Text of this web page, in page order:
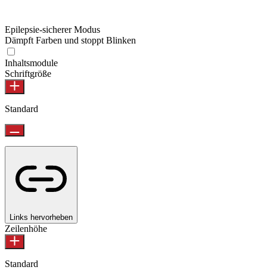
Epilepsie-sicherer Modus
Dämpft Farben und stoppt Blinken
Inhaltsmodule
Schriftgröße
Standard
Links hervorheben
Zeilenhöhe
Standard